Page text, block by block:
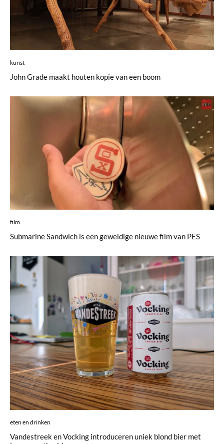
kunst
John Grade maakt houten kopie van een boom
film
Submarine Sandwich is een geweldige nieuwe film van PES
eten en drinken
Vandestreek en Vocking introduceren uniek blond bier met